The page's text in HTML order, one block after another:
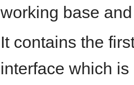
working base
It contains the
interface which